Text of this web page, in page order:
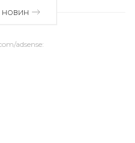
новин
adsense: